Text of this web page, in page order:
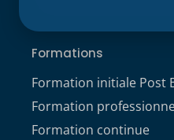
Formations
Formation initiale Post
Formation
Formation continue